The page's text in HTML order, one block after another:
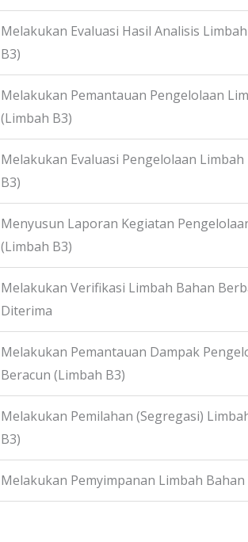
Melakukan Evaluasi Hasil Analisis
B3)
Melakukan Pemantauan Pengelolaan
(Limbah B3)
Melakukan Evaluasi Pengelolaan
B3)
Menyusun Laporan Kegiatan
(Limbah B3)
Melakukan Verifikasi Limbah Bahan
Diterima
Melakukan Pemantauan Dampak
Beracun (Limbah B3)
Melakukan Pemilahan (Segregasi)
B3)
Melakukan Pemyimpanan Limbah